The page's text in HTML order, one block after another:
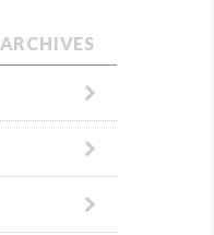
ARCHIVES